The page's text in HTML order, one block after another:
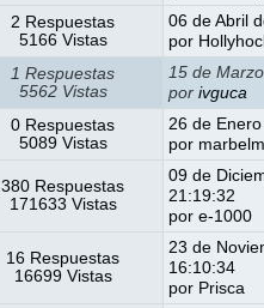
2 Respuestas
5166 Vistas
06 de Abril
por
1 Respuestas
5562 Vistas
15 de
porivguca
0 Respuestas
5089 Vistas
26 de
por
380 Respuestas
171633 Vistas
09 de
21:19:32
pore-1000
16 Respuestas
16699 Vistas
23 de
16:10:34
por Prisca